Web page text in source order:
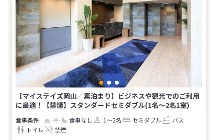
【マイステイズ岡山／素泊まり】ビジネスや観光でのご利用
に最適！【禁煙】スタンダードセミダブル(1名～2名1室)
食事なし 1～2名 セミダブル
バス
トイレ
禁煙